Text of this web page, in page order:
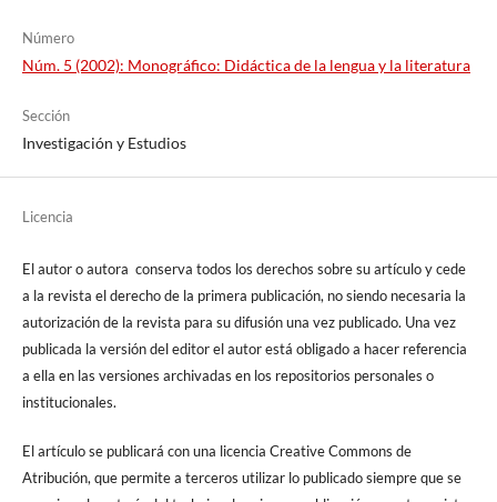
Número
Núm. 5 (2002): Monográfico: Didáctica de la lengua y la literatura
Sección
Investigación y Estudios
Licencia
El autor o autora conserva todos los derechos sobre su artículo y cede
a la revista el derecho de la primera publicación, no siendo necesaria la
autorización de la revista para su difusión una vez publicado. Una vez
publicada la versión del editor el autor está obligado a hacer referencia
a ella en las versiones archivadas en los repositorios personales o
institucionales.
El artículo se publicará con una licencia Creative Commons de
Atribución, que permite a terceros utilizar lo publicado siempre que se